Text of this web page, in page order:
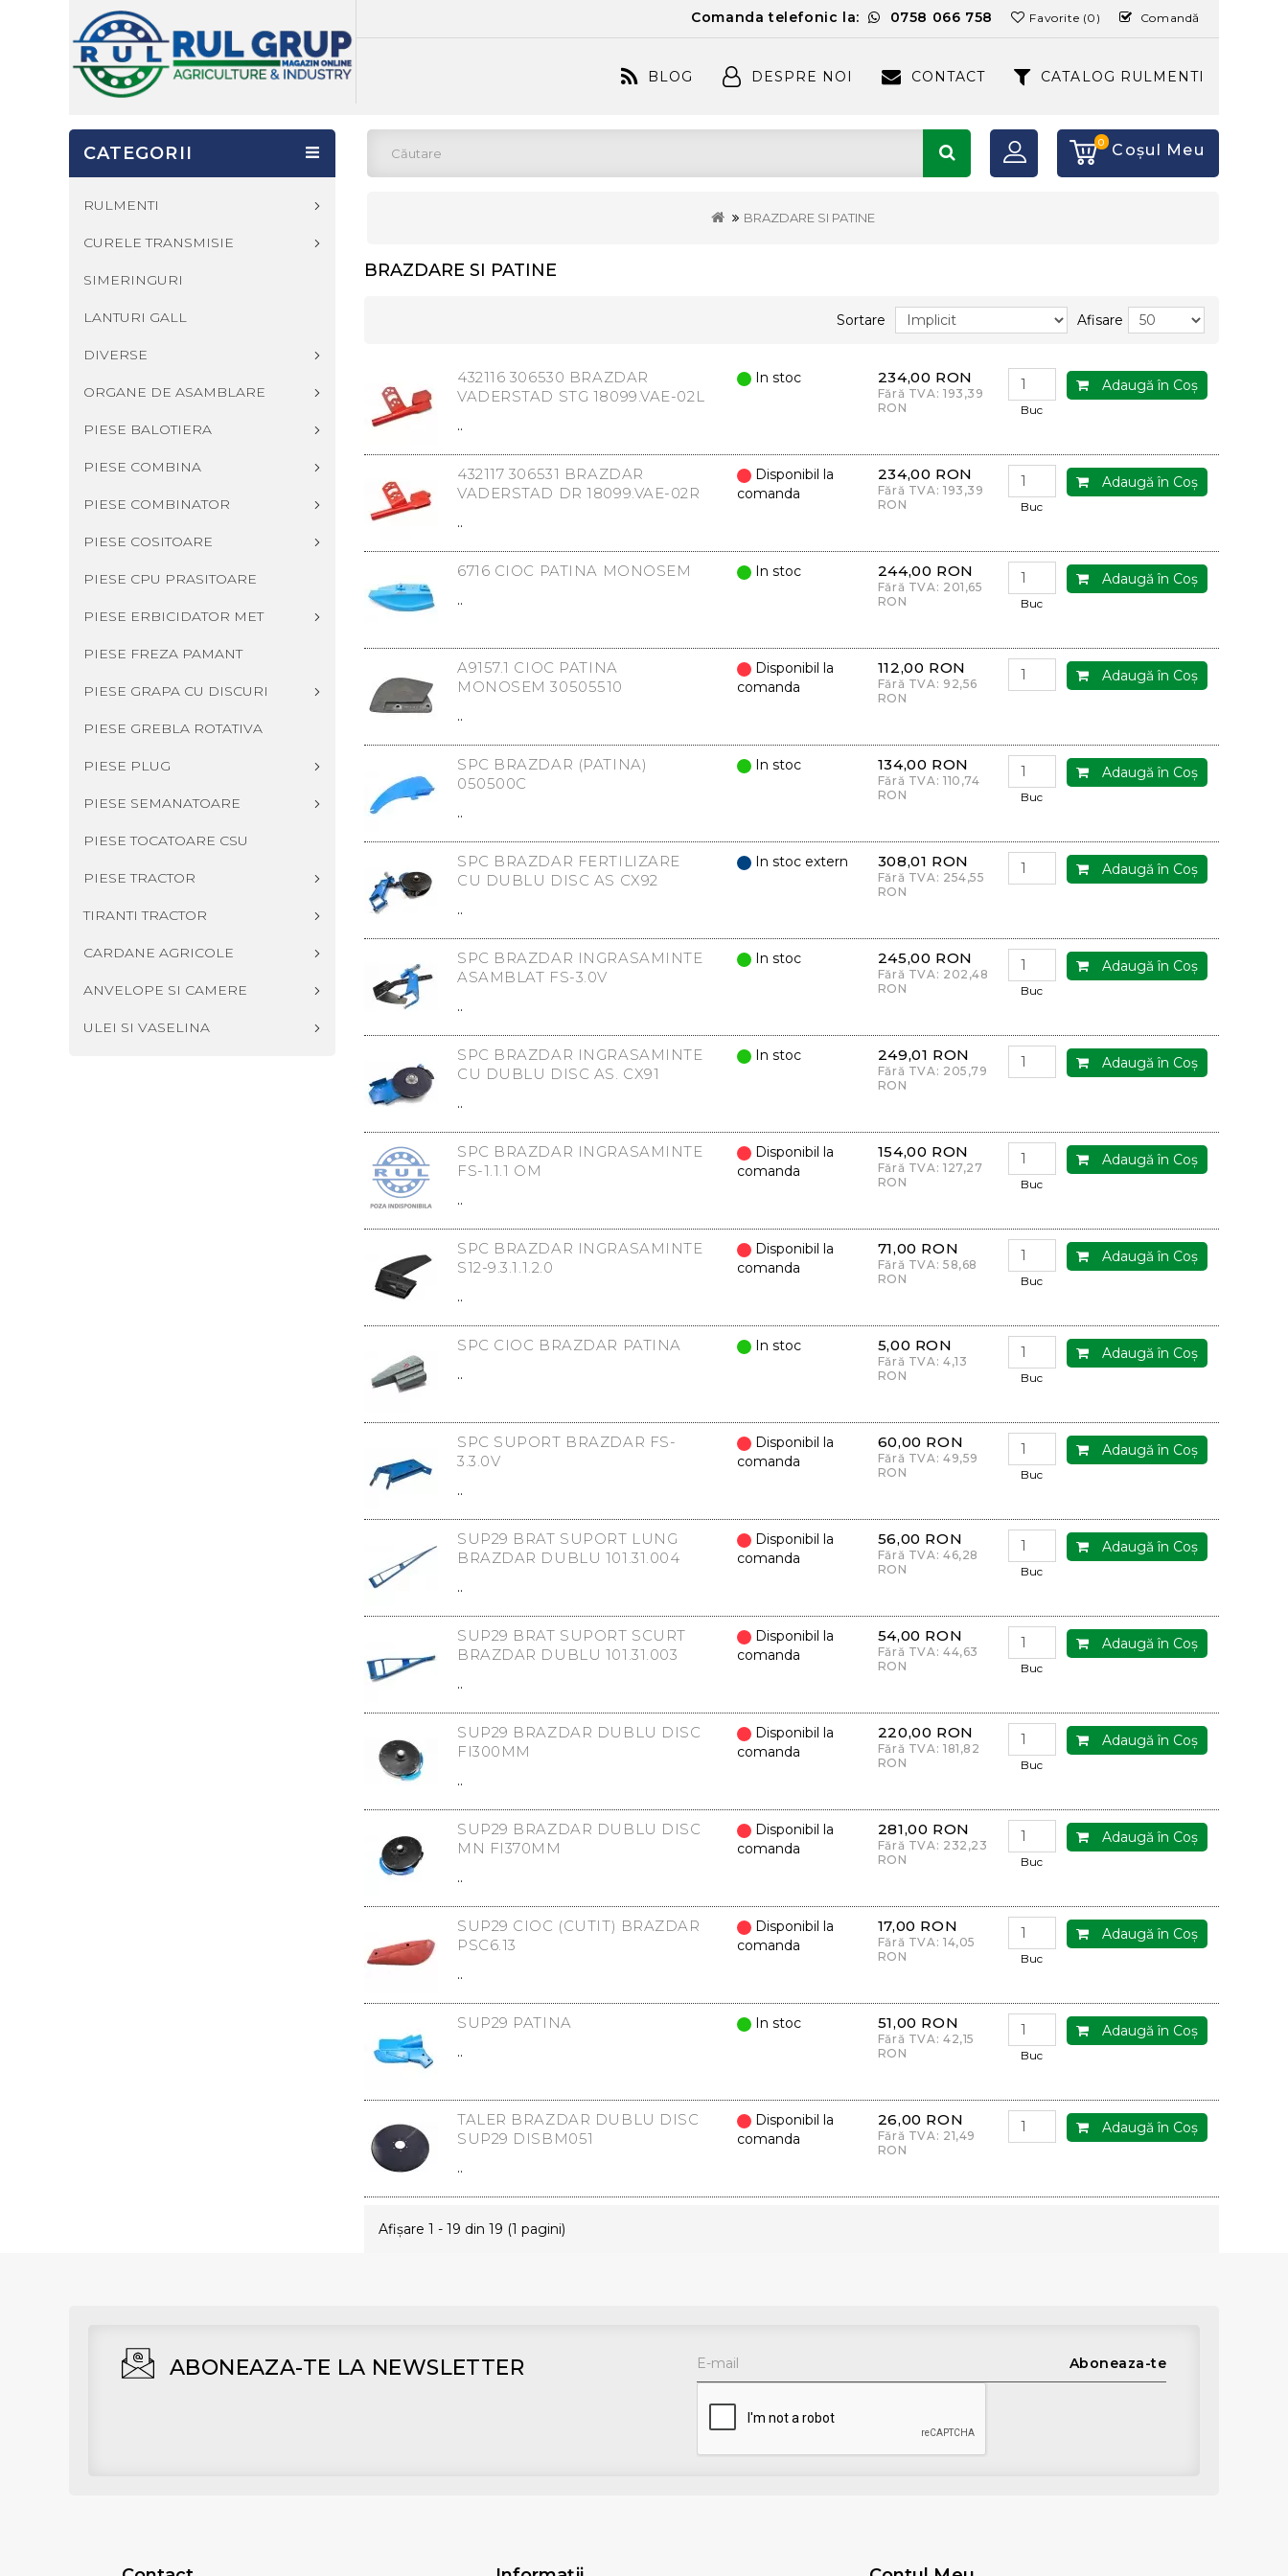
Comanda telefonic la: 0758 066 758 Favorite (0) Comandă
BLOG DESPRE NOI CONTACT CATALOG RULMENTI
0 Coşul Meu
BRAZDARE SI PATINE
CATEGORII
RULMENTI
CURELE TRANSMISIE
SIMERINGURI
LANTURI GALL
DIVERSE
ORGANE DE ASAMBLARE
PIESE BALOTIERA
PIESE COMBINA
PIESE COMBINATOR
PIESE COSITOARE
PIESE CPU PRASITOARE
PIESE ERBICIDATOR MET
PIESE FREZA PAMANT
PIESE GRAPA CU DISCURI
PIESE GREBLA ROTATIVA
PIESE PLUG
PIESE SEMANATOARE
PIESE TOCATOARE CSU
PIESE TRACTOR
TIRANTI TRACTOR
CARDANE AGRICOLE
ANVELOPE SI CAMERE
ULEI SI VASELINA
BRAZDARE SI PATINE
Sortare Afisare
432116 306530 BRAZDAR
VADERSTAD STG 18099.VAE-02L
..
In stoc 234,00 RON
Fără TVA: 193,39
RON
Adaugă în Coş
Buc
432117 306531 BRAZDAR
VADERSTAD DR 18099.VAE-02R
..
Disponibil la
comanda
234,00 RON
Fără TVA: 193,39
RON
Adaugă în Coş
Buc
6716 CIOC PATINA MONOSEM
..
In stoc 244,00 RON
Fără TVA: 201,65
RON
Adaugă în Coş
Buc
A9157.1 CIOC PATINA
MONOSEM 30505510
..
Disponibil la
comanda
112,00 RON
Fără TVA: 92,56
RON
Adaugă în Coş
SPC BRAZDAR (PATINA)
050500C
..
In stoc 134,00 RON
Fără TVA: 110,74
RON
Adaugă în Coş
Buc
SPC BRAZDAR FERTILIZARE
CU DUBLU DISC AS CX92
..
In stoc extern 308,01 RON
Fără TVA: 254,55
RON
Adaugă în Coş
SPC BRAZDAR INGRASAMINTE
ASAMBLAT FS-3.0V
..
In stoc 245,00 RON
Fără TVA: 202,48
RON
Adaugă în Coş
Buc
SPC BRAZDAR INGRASAMINTE
CU DUBLU DISC AS. CX91
..
In stoc 249,01 RON
Fără TVA: 205,79
RON
Adaugă în Coş
SPC BRAZDAR INGRASAMINTE
FS-1.1.1 OM
..
Disponibil la
comanda
154,00 RON
Fără TVA: 127,27
RON
Adaugă în Coş
Buc
SPC BRAZDAR INGRASAMINTE
S12-9.3.1.1.2.0
..
Disponibil la
comanda
71,00 RON
Fără TVA: 58,68
RON
Adaugă în Coş
Buc
SPC CIOC BRAZDAR PATINA
..
In stoc 5,00 RON
Fără TVA: 4,13
RON
Adaugă în Coş
Buc
SPC SUPORT BRAZDAR FS-
3.3.0V
..
Disponibil la
comanda
60,00 RON
Fără TVA: 49,59
RON
Adaugă în Coş
Buc
SUP29 BRAT SUPORT LUNG
BRAZDAR DUBLU 101.31.004
..
Disponibil la
comanda
56,00 RON
Fără TVA: 46,28
RON
Adaugă în Coş
Buc
SUP29 BRAT SUPORT SCURT
BRAZDAR DUBLU 101.31.003
..
Disponibil la
comanda
54,00 RON
Fără TVA: 44,63
RON
Adaugă în Coş
Buc
SUP29 BRAZDAR DUBLU DISC
FI300MM
..
Disponibil la
comanda
220,00 RON
Fără TVA: 181,82
RON
Adaugă în Coş
Buc
SUP29 BRAZDAR DUBLU DISC
MN FI370MM
..
Disponibil la
comanda
281,00 RON
Fără TVA: 232,23
RON
Adaugă în Coş
Buc
SUP29 CIOC (CUTIT) BRAZDAR
PSC6.13
..
Disponibil la
comanda
17,00 RON
Fără TVA: 14,05
RON
Adaugă în Coş
Buc
SUP29 PATINA
..
In stoc 51,00 RON
Fără TVA: 42,15
RON
Adaugă în Coş
Buc
TALER BRAZDAR DUBLU DISC
SUP29 DISBM051
..
Disponibil la
comanda
26,00 RON
Fără TVA: 21,49
RON
Adaugă în Coş
Afişare 1 - 19 din 19 (1 pagini)
ABONEAZA-TE LA NEWSLETTER Aboneaza-te